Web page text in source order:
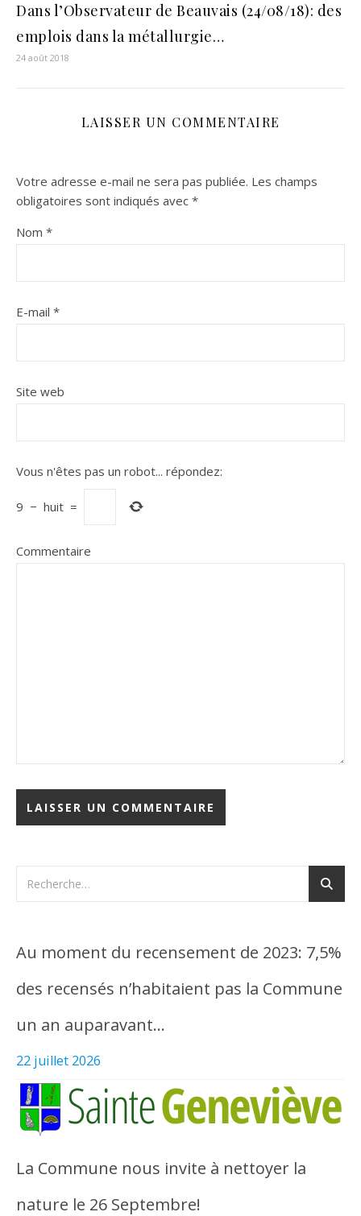
Dans l’Observateur de Beauvais (24/08/18): des
emplois dans la métallurgie…
24 août 2018
LAISSER UN COMMENTAIRE
Votre adresse e-mail ne sera pas publiée. Les champs
obligatoires sont indiqués avec *
Nom *
E-mail *
Site web
Vous n'êtes pas un robot... répondez:
9 − huit =
Commentaire
Au moment du recensement de 2023: 7,5%
des recensés n’habitaient pas la Commune
un an auparavant…
22 juillet 2026
La Commune nous invite à nettoyer la
nature le 26 Septembre!